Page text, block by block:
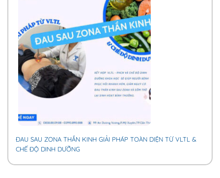
ĐAU SAU ZONA THẦN KINH GIẢI PHÁP TOÀN DIỆN TỪ VLTL &
CHẾ ĐỘ DINH DƯỠNG